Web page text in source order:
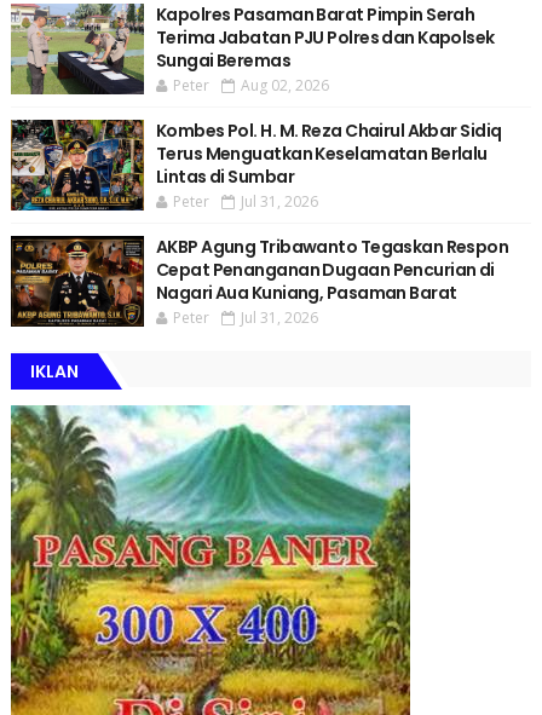
Kapolres Pasaman Barat Pimpin Serah
Terima Jabatan PJU Polres dan Kapolsek
Sungai Beremas
Peter Aug 02, 2026
Kombes Pol. H. M. Reza Chairul Akbar Sidiq
Terus Menguatkan Keselamatan Berlalu
Lintas di Sumbar
Peter Jul 31, 2026
AKBP Agung Tribawanto Tegaskan Respon
Cepat Penanganan Dugaan Pencurian di
Nagari Aua Kuniang, Pasaman Barat
Peter Jul 31, 2026
IKLAN